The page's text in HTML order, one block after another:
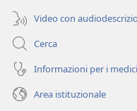
Video con
Cerca
Informazioni per i medici
Area istituzionale